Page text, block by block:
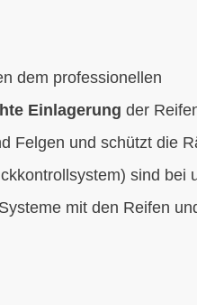
dem professionellen
Einlagerung der
Felgen und schützt die
sind bei
mit den Reifen